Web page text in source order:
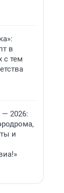
в
с тем
2026:
и